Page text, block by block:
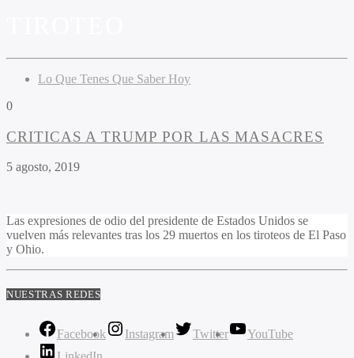
Lo Que Tenes Que Saber Hoy
0
CRITICAS A TRUMP POR LAS MASACRES
5 agosto, 2019
Las expresiones de odio del presidente de Estados Unidos se
vuelven más relevantes tras los 29 muertos en los tiroteos de El Paso
y Ohio.
NUESTRAS REDES
Facebook Instagram Twitter
YouTube